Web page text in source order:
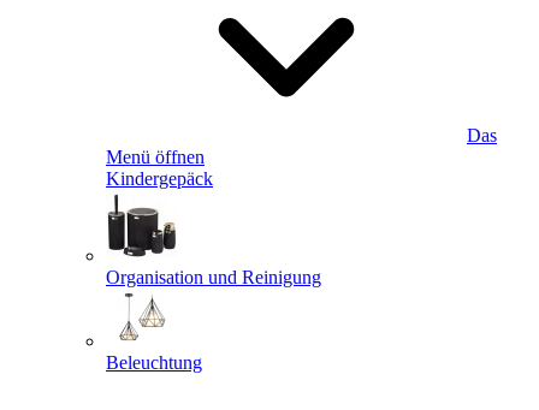
Das
Menü öffnen
Kindergepäck
Organisation und Reinigung
Beleuchtung